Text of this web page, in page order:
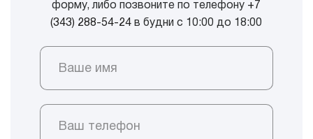
форму, либо позвоните по телефону +7
(343) 288-54-24 в будни с 10:00 до 18:00
Ваше имя
Ваш телефон